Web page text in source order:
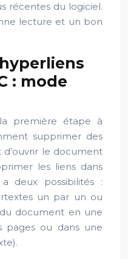
récentes du logiciel.
lecture et un bon
: mode
première étape à
supprimer des
d’ouvrir le document
les liens dans
deux possibilités :
un par un ou
document en une
pages ou dans une